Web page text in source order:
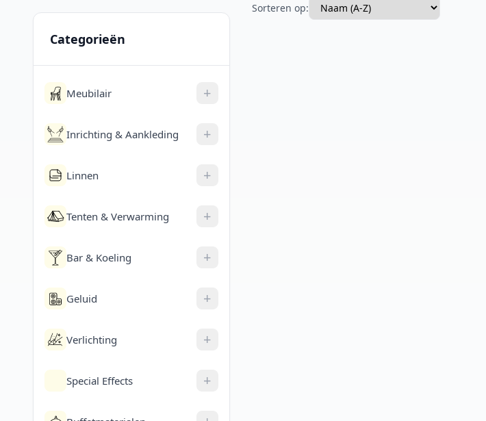
Categorieën
Meubilair +
Inrichting & Aankleding +
Linnen +
Tenten & Verwarming +
Bar & Koeling +
Geluid +
Verlichting +
Special Effects +
Sorteren op: